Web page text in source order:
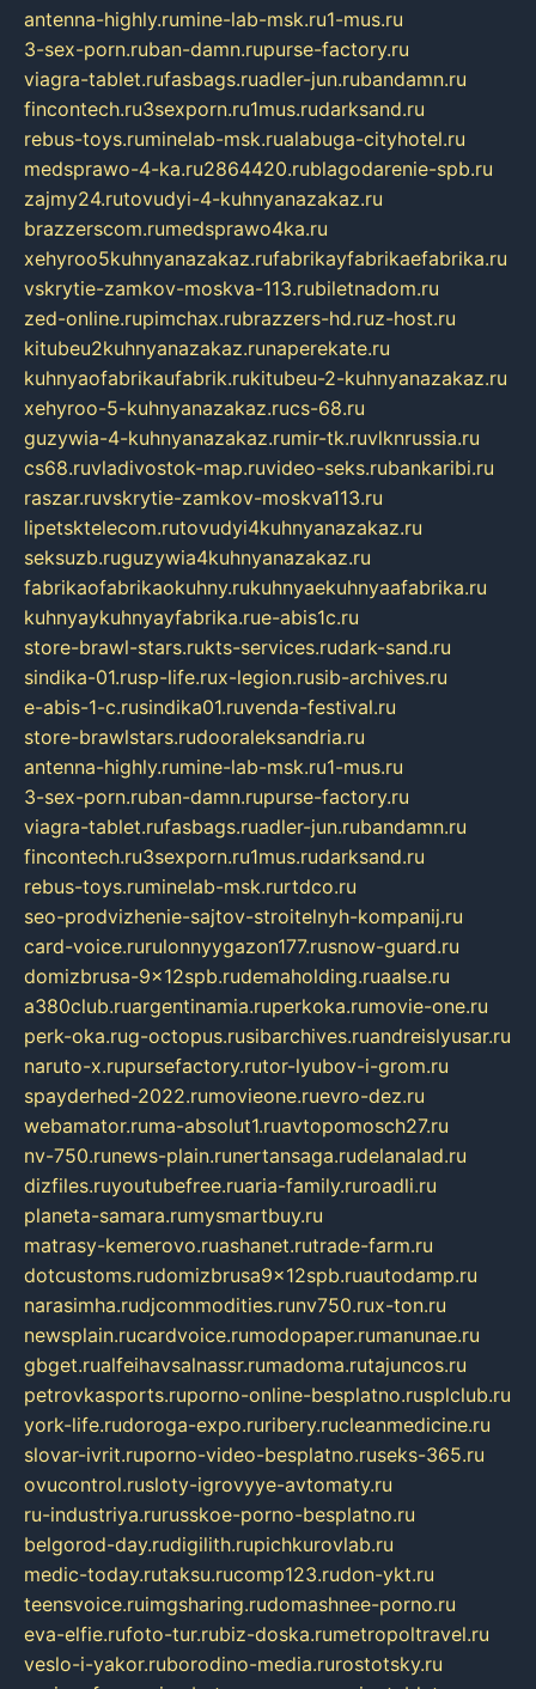
antenna-highly.rumine-lab-msk.ru1-mus.ru
3-sex-porn.ruban-damn.rupurse-factory.ru
viagra-tablet.rufasbags.ruadler-jun.rubandamn.ru
fincontech.ru3sexporn.ru1mus.rudarksand.ru
rebus-toys.ruminelab-msk.rualabuga-cityhotel.ru
medsprawo-4-ka.ru2864420.rublagodarenie-spb.ru
zajmy24.rutovudyi-4-kuhnyanazakaz.ru
brazzerscom.rumedsprawo4ka.ru
xehyroo5kuhnyanazakaz.rufabrikayfabrikaefabrika.ru
vskrytie-zamkov-moskva-113.rubiletnadom.ru
zed-online.rupimchax.rubrazzers-hd.ruz-host.ru
kitubeu2kuhnyanazakaz.runaperekate.ru
kuhnyaofabrikaufabrik.rukitubeu-2-kuhnyanazakaz.ru
xehyroo-5-kuhnyanazakaz.rucs-68.ru
guzywia-4-kuhnyanazakaz.rumir-tk.ruvlknrussia.ru
cs68.ruvladivostok-map.ruvideo-seks.rubankaribi.ru
raszar.ruvskrytie-zamkov-moskva113.ru
lipetsktelecom.rutovudyi4kuhnyanazakaz.ru
seksuzb.ruguzywia4kuhnyanazakaz.ru
fabrikaofabrikaokuhny.rukuhnyaekuhnyaafabrika.ru
kuhnyaykuhnyayfabrika.rue-abis1c.ru
store-brawl-stars.rukts-services.rudark-sand.ru
sindika-01.rusp-life.rux-legion.rusib-archives.ru
e-abis-1-c.rusindika01.ruvenda-festival.ru
store-brawlstars.rudooraleksandria.ru
antenna-highly.rumine-lab-msk.ru1-mus.ru
3-sex-porn.ruban-damn.rupurse-factory.ru
viagra-tablet.rufasbags.ruadler-jun.rubandamn.ru
fincontech.ru3sexporn.ru1mus.rudarksand.ru
rebus-toys.ruminelab-msk.rurtdco.ru
seo-prodvizhenie-sajtov-stroitelnyh-kompanij.ru
card-voice.rurulonnyygazon177.rusnow-guard.ru
domizbrusa-9x12spb.rudemaholding.ruaalse.ru
a380club.ruargentinamia.ruperkoka.rumovie-one.ru
perk-oka.rug-octopus.rusibarchives.ruandreislyusar.ru
naruto-x.rupursefactory.rutor-lyubov-i-grom.ru
spayderhed-2022.rumovieone.ruevro-dez.ru
webamator.ruma-absolut1.ruavtopomosch27.ru
nv-750.runews-plain.runertansaga.rudelanalad.ru
dizfiles.ruyoutubefree.ruaria-family.ruroadli.ru
planeta-samara.rumysmartbuy.ru
matrasy-kemerovo.ruashanet.rutrade-farm.ru
dotcustoms.rudomizbrusa9x12spb.ruautodamp.ru
narasimha.rudjcommodities.runv750.rux-ton.ru
newsplain.rucardvoice.rumodopaper.rumanunae.ru
gbget.rualfeihavsalnassr.rumadoma.rutajuncos.ru
petrovkasports.ruporno-online-besplatno.rusplclub.ru
york-life.rudoroga-expo.ruribery.rucleanmedicine.ru
slovar-ivrit.ruporno-video-besplatno.ruseks-365.ru
ovucontrol.rusloty-igrovyye-avtomaty.ru
ru-industriya.rurusskoe-porno-besplatno.ru
belgorod-day.rudigilith.rupichkurovlab.ru
medic-today.rutaksu.rucomp123.rudon-ykt.ru
teensvoice.ruimgsharing.rudomashnee-porno.ru
eva-elfie.rufoto-tur.rubiz-doska.rumetropoltravel.ru
veslo-i-yakor.ruborodino-media.rurostotsky.ru